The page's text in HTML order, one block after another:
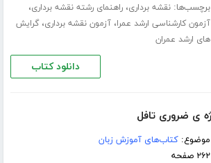
برچسب‌ها:نقشه برداری،راهنمای رشته نقشه برداری،
آزمون کارشناسی ارشد عمرا،آزمون نقشه برداری،گرایش
های ارشد عمران
دانلود کتاب
موضوع:کتاب‌های آموزش زبان
۲۶۲ صفحه